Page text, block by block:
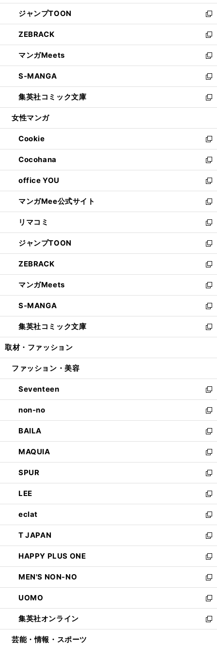
開
く
ウ
で
開
く
ン
ド
ウ
で
開
く
ウ
ィ
ン
ド
ウ
で
開
く
し
い
ウ
ィ
ン
ド
ウ
で
開
く
ジャンプTOON
新
し
い
ウ
ィ
ン
ド
ウ
で
開
ZEBRACK
新
し
い
ウ
ィ
ン
ド
ウ
開
く
マンガMeets
新
し
い
ウ
ィ
ン
ウ
で
開
く
S-MANGA
新
し
い
ウ
ン
ド
ウ
で
開
く
集英社コミック文庫
新
し
ウ
ィ
ン
ド
ウ
で
開
く
女性マンガ
Cookie
新
し
い
ウ
ィ
ン
ド
ウ
で
開
く
Cocohana
新
し
い
ウ
ィ
ン
ド
ウ
で
開
く
office YOU
新
し
い
ウ
ィ
ン
ド
ウ
で
開
く
マンガMee公式サイト
新
し
い
ウ
ィ
ン
ド
ウ
で
開
く
リマコミ
新
し
い
ウ
ィ
ン
ド
ウ
で
開
く
ジャンプTOON
新
し
い
ウ
ィ
ン
ド
ウ
で
開
ZEBRACK
新
し
い
ウ
ィ
ン
ド
ウ
開
マンガMeets
新
し
い
ウ
ィ
ン
ウ
開
く
S-MANGA
新
し
い
ウ
ン
ウ
で
開
く
集英社コミック文庫
新
し
ウ
ン
ド
ウ
で
開
く
取材・ファッション
ファッション・美容
Seventeen
新
し
い
ウ
ィ
ン
ド
ウ
で
開
く
non-no
新
し
い
ウ
ィ
ン
ド
ウ
で
開
く
BAILA
新
し
い
ウ
ィ
ン
ド
ウ
で
開
く
MAQUIA
新
し
い
ウ
ィ
ン
ド
ウ
で
開
く
SPUR
新
し
い
ウ
ィ
ン
ド
ウ
で
開
く
LEE
新
し
い
ウ
ィ
ン
ド
ウ
で
開
く
eclat
新
し
い
ウ
ィ
ン
ド
ウ
で
開
く
T JAPAN
新
し
い
ウ
ィ
ン
ド
ウ
で
開
HAPPY PLUS ONE
新
し
い
ウ
ィ
ン
ド
ウ
MEN'S NON-NO
新
し
い
ウ
ィ
ン
UOMO
新
し
い
ウ
集英社オンライン
新
し
芸能・情報・スポーツ